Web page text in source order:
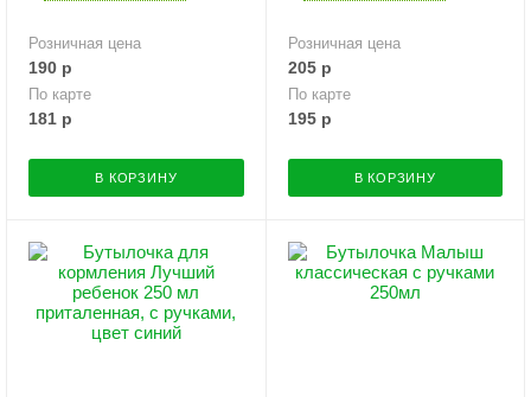
Розничная цена
190 р
По карте
181 р
В КОРЗИНУ
Розничная цена
205р
По карте
195р
В КОРЗИНУ